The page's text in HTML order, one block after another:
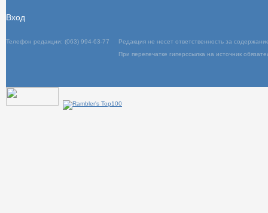
Вход
Телефон редакции: (063) 994-63-77
Редакция не несет ответственность за
При перепечатке гиперссылка на источник